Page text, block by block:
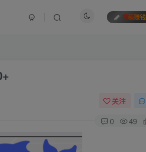
投稿赚钱
关注
0 49